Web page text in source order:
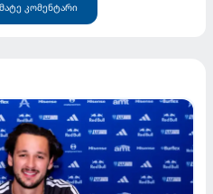
კომენტარი